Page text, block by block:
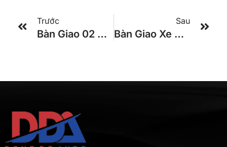
Trước
Bàn Giao 02 Xe Global 29 Chỗ Cho Nhà Xe Phi Long
Sau
Bàn Giao Xe Global 29 Chỗ Cho Du Lịch Trần Tú